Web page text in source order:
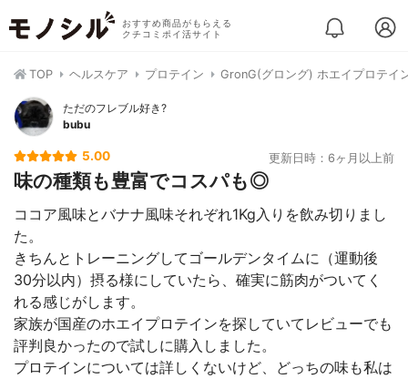
おすすめ商品がもらえる
クチコミポイ活サイト
TOP ヘルスケア プロテイン GronG(グロング) ホエイプロテイ
ただのフレブル好き?
bubu
5.00 更新日時：6ヶ月以上前
味の種類も豊富でコスパも◎
ココア風味とバナナ風味それぞれ1Kg入りを飲み切りまし
た。
きちんとトレーニングしてゴールデンタイムに（運動後
30分以内）摂る様にしていたら、確実に筋肉がついてく
れる感じがします。
家族が国産のホエイプロテインを探していてレビューでも
評判良かったので試しに購入しました。
プロテインについては詳しくないけど、どっちの味も私は